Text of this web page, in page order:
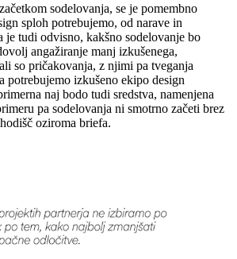
sodelovanja, se je pomembno
sploh potrebujemo, od narave in
je tudi odvisno, kakšno sodelovanje bo
angažiranje manj izkušenega,
so pričakovanja, z njimi pa tveganja
potrebujemo izkušeno ekipo design
naj bodo tudi sredstva, namenjena
pa sodelovanja ni smotrno začeti brez
oziroma briefa.